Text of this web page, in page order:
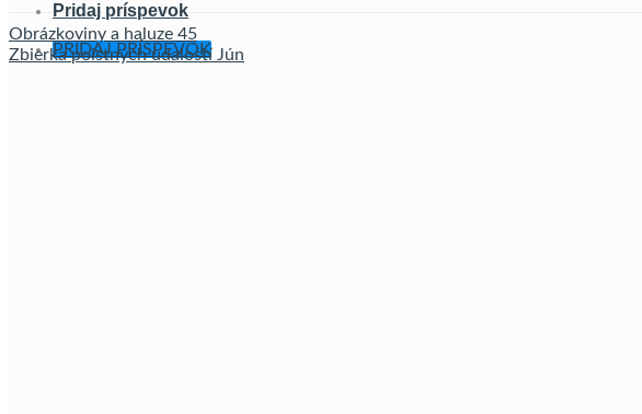
Pridaj príspevok
PRIDAJ PRÍSPEVOK
Obrázkoviny a haluze 45
Zbierka poistných udalostí Jún